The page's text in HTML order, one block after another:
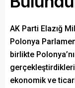
AK Parti Elazığ
Polonya
birlikte
ekonomik ve